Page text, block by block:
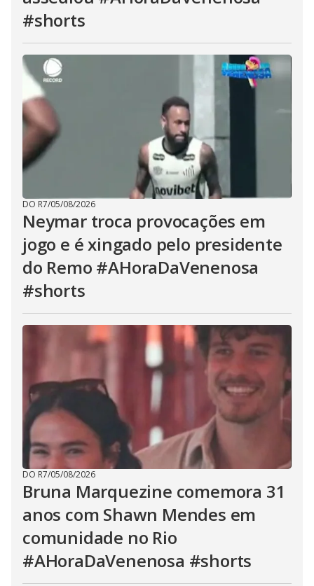
#shorts
DO R7/05/08/2026
Neymar troca provocações em
jogo e é xingado pelo presidente
do Remo #AHoraDaVenenosa
#shorts
DO R7/05/08/2026
Bruna Marquezine comemora 31
anos com Shawn Mendes em
comunidade no Rio
#AHoraDaVenenosa #shorts